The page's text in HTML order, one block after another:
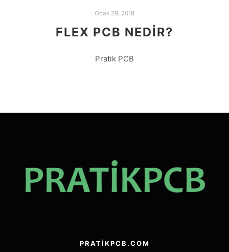
Ocak 29, 2018
FLEX PCB NEDIR?
Pratik PCB
PRATIKPCB.COM